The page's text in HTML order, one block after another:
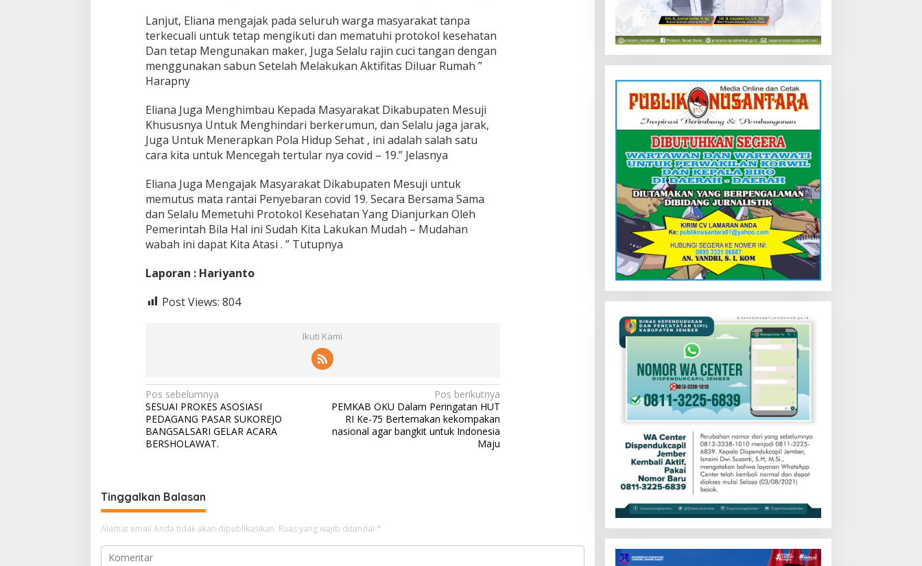
Lanjut, Eliana mengajak pada seluruh warga masyarakat tanpa
terkecuali untuk tetap mengikuti dan mematuhi protokol kesehatan
Dan tetap Mengunakan maker, Juga Selalu rajin cuci tangan dengan
menggunakan sabun Setelah Melakukan Aktifitas Diluar Rumah ”
Harapny
Eliana Juga Menghimbau Kepada Masyarakat Dikabupaten Mesuji
Khususnya Untuk Menghindari berkerumun, dan Selalu jaga jarak,
Juga Untuk Menerapkan Pola Hidup Sehat , ini adalah salah satu
cara kita untuk Mencegah tertular nya covid – 19.” Jelasnya
Eliana Juga Mengajak Masyarakat Dikabupaten Mesuji untuk
memutus mata rantai Penyebaran covid 19. Secara Bersama Sama
dan Selalu Memetuhi Protokol Kesehatan Yang Dianjurkan Oleh
Pemerintah Bila Hal ini Sudah Kita Lakukan Mudah – Mudahan
wabah ini dapat Kita Atasi . ” Tutupnya
Laporan : Hariyanto
Post Views: 804
Ikuti Kami
Navigasi
pos
Pos sebelumnya
SESUAI PROKES ASOSIASI
PEDAGANG PASAR SUKOREJO
BANGSALSARI GELAR ACARA
BERSHOLAWAT.
Pos berikutnya
PEMKAB OKU Dalam Peringatan HUT
RI Ke-75 Bertemakan kekompakan
nasional agar bangkit untuk Indonesia
Maju
Tinggalkan Balasan
Alamat email Anda tidak akan dipublikasikan. Ruas yang wajib ditandai *